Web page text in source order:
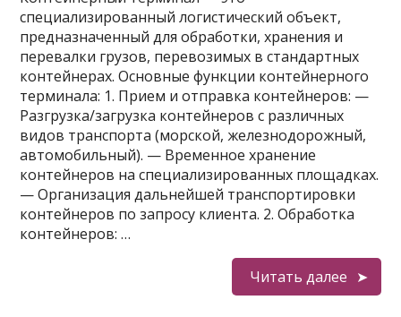
специализированный логистический объект,
предназначенный для обработки, хранения и
перевалки грузов, перевозимых в стандартных
контейнерах. Основные функции контейнерного
терминала: 1. Прием и отправка контейнеров: —
Разгрузка/загрузка контейнеров с различных
видов транспорта (морской, железнодорожный,
автомобильный). — Временное хранение
контейнеров на специализированных площадках.
— Организация дальнейшей транспортировки
контейнеров по запросу клиента. 2. Обработка
контейнеров: …
Читать далее